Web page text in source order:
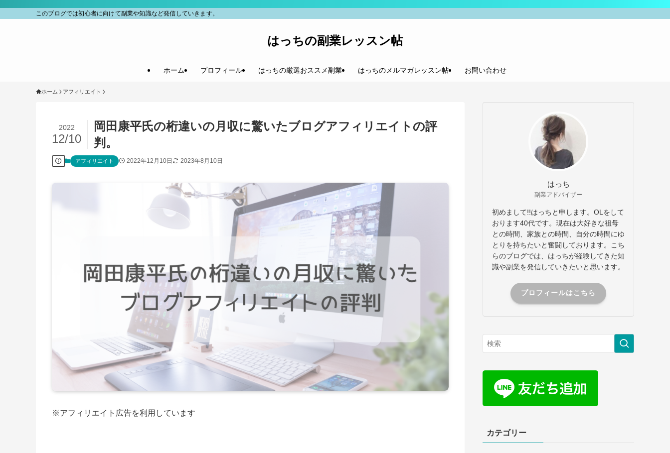
このブログでは初心者に向けて副業や知識など発信していきます。
はっちの副業レッスン帖
ホーム プロフィール はっちの厳選おススメ副業 はっちのメルマガレッスン帖 お問い合わせ
ホーム アフィリエイト
岡田康平氏の桁違いの月収に驚いたブログアフィリエイトの評
判。
2022
12/10
アフィリエイト 2022年12月10日 2023年8月10日
※アフィリエイト広告を利用しています
はっち
副業アドバイザー
初めまして!!はっちと申します。OLをして
おります40代です。現在は大好きな祖母
との時間、家族との時間、自分の時間にゆ
とりを持ちたいと奮闘しております。こち
らのブログでは、はっちが経験してきた知
識や副業を発信していきたいと思います。
プロフィールはこちら
カテゴリー